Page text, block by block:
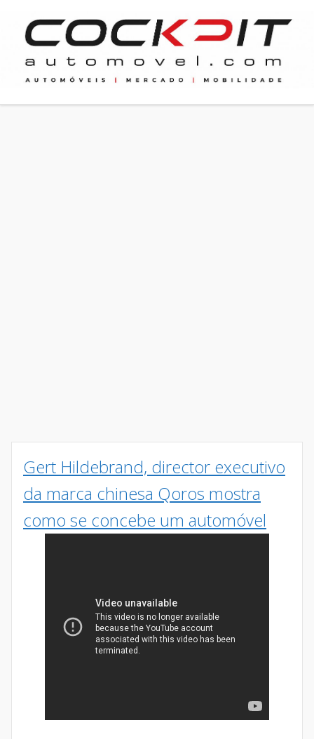
Gert Hildebrand, director executivo
da marca chinesa Qoros mostra
como se concebe um automóvel